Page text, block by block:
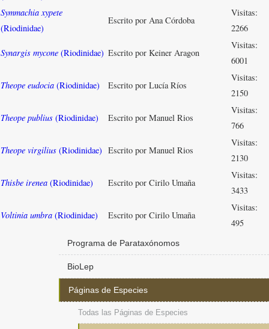
Symmachia xypete
(Riodinidae)
Escrito por Ana Córdoba
Visitas:
2266
Synargis mycone (Riodinidae) Escrito por Keiner Aragon
Visitas:
6001
Theope eudocia (Riodinidae) Escrito por Lucía Ríos
Visitas:
2150
Theope publius (Riodinidae) Escrito por Manuel Rios
Visitas:
766
Theope virgilius (Riodinidae) Escrito por Manuel Rios
Visitas:
2130
Thisbe irenea (Riodinidae) Escrito por Cirilo Umaña
Visitas:
3433
Voltinia umbra (Riodinidae) Escrito por Cirilo Umaña
Visitas:
495
Programa de Parataxónomos
BioLep
Páginas de Especies
Todas las Páginas de Especies